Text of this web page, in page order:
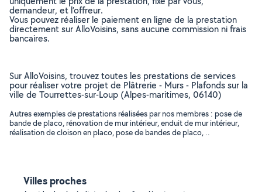
demandeur, et l’offreur.
Vous pouvez réaliser le paiement en ligne de la prestation
directement sur AlloVoisins, sans aucune commission ni frais
bancaires.
Sur AlloVoisins, trouvez toutes les prestations de services
pour réaliser votre projet de Plâtrerie - Murs - Plafonds sur la
ville de Tourrettes-sur-Loup (Alpes-maritimes, 06140)
Autres exemples de prestations réalisées par nos membres : pose de
bande de placo, rénovation de mur intérieur, enduit de mur intérieur,
réalisation de cloison en placo, pose de bandes de placo, ..
Villes proches